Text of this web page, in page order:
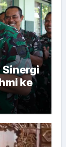
Sinergi
ke